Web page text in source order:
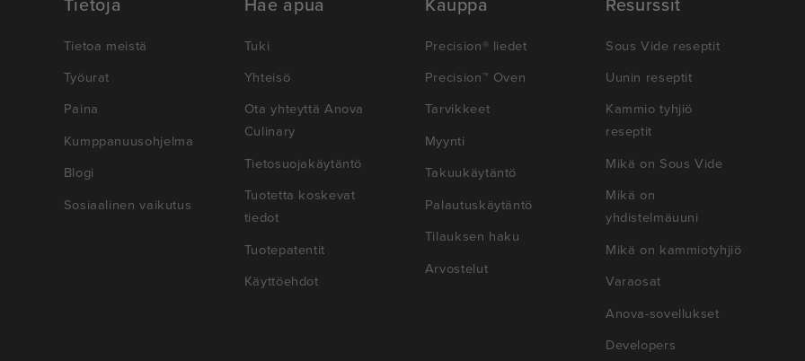
Tietoa meistä
Työurat
Paina
Kumppanuusohjelma
Blogi
Sosiaalinen vaikutus
Tuki
Yhteisö
Ota yhteyttä Anova
Culinary
Tietosuojakäytäntö
Tuotetta koskevat
tiedot
Tuotepatentit
Käyttöehdot
Precision® liedet
Precision™ Oven
Tarvikkeet
Myynti
Takuukäytäntö
Palautuskäytäntö
Tilauksen haku
Arvostelut
Sous Vide reseptit
Uunin reseptit
Kammio tyhjiö
reseptit
Mikä on Sous Vide
Mikä on
yhdistelmäuuni
Mikä on kammiotyhjiö
Varaosat
Anova-sovellukset
Developers